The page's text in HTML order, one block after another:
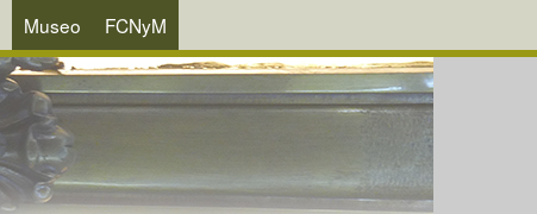
Museo FCNyM